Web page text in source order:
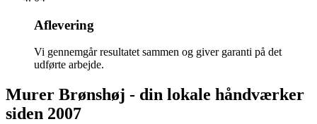
Aflevering
Vi gennemgår resultatet sammen og giver garanti på det
udførte arbejde.
Murer Brønshøj - din lokale håndværker
siden 2007